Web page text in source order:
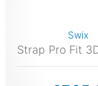
Swix
Strap Pro Fit